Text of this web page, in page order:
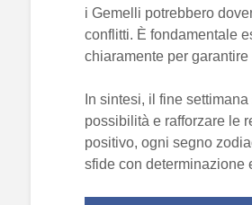
i Gemelli potrebbero
conflitti. È fondamentale
chiaramente per
In sintesi, il fine
possibilità e rafforzare le
positivo, ogni segno
sfide con determinazione